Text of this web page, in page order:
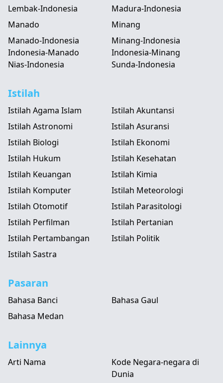
Lembak-Indonesia
Madura-Indonesia
Manado
Manado-Indonesia
Indonesia-Manado
Minang
Minang-Indonesia
Indonesia-Minang
Nias-Indonesia
Sunda-Indonesia
Istilah
Istilah Agama Islam
Istilah Akuntansi
Istilah Astronomi
Istilah Asuransi
Istilah Biologi
Istilah Ekonomi
Istilah Hukum
Istilah Kesehatan
Istilah Keuangan
Istilah Kimia
Istilah Komputer
Istilah Meteorologi
Istilah Otomotif
Istilah Parasitologi
Istilah Perfilman
Istilah Pertanian
Istilah Pertambangan
Istilah Politik
Istilah Sastra
Pasaran
Bahasa Banci
Bahasa Gaul
Bahasa Medan
Lainnya
Arti Nama
Kode Negara-negara di
Dunia